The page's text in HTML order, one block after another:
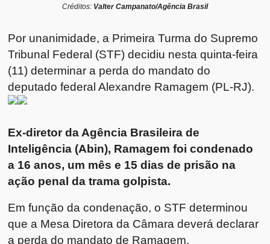
Créditos: Valter Campanato/Agência Brasil
Por unanimidade, a Primeira Turma do Supremo
Tribunal Federal (STF) decidiu nesta quinta-feira
(11) determinar a perda do mandato do
deputado federal Alexandre Ramagem (PL-RJ).
Ex-diretor da Agência Brasileira de
Inteligência (Abin), Ramagem foi condenado
a 16 anos, um mês e 15 dias de prisão na
ação penal da trama golpista.
Em função da condenação, o STF determinou
que a Mesa Diretora da Câmara deverá declarar
a perda do mandato de Ramagem.